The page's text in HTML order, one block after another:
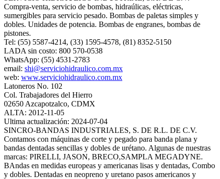
Compra-venta, servicio de bombas, hidraúlicas, eléctricas,
sumergibles para servicio pesado. Bombas de paletas simples y
dobles. Unidades de potencia. Bombas de engranes, bombas de
pistones.
Tel: (55) 5587-4214, (33) 1595-4578, (81) 8352-5150
LADA sin costo: 800 570-0538
WhatsApp: (55) 4531-2783
email: shi@serviciohidraulico.com.mx
web: www.serviciohidraulico.com.mx
Latoneros No. 102
Col. Trabajadores del Hierro
02650 Azcapotzalco, CDMX
ALTA: 2012-11-05
Ultima actualización: 2024-07-04
SINCRO-BANDAS INDUSTRIALES, S. DE R.L. DE C.V.
Contamos con máquinas de corte y pegado para banda plana y
bandas dentadas sencillas y dobles de urétano. Algunas de nuestras
marcas: PIRELLI, JASON, BRECO,SAMPLA MEGADYNE.
BAndas en medidas europeas y americanas lisas y dentadas, Combo
y dobles. Dentadas en neopreno y uretano pasos americanos y